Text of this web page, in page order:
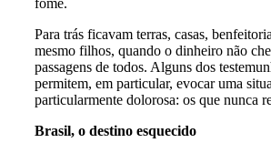
fome.
Para trás ficavam terras, casas,
mesmo filhos, quando o dinheiro não
passagens de todos. Alguns dos
permitem, em particular, evocar uma
particularmente dolorosa: os que nunca
Brasil, o destino esquecido